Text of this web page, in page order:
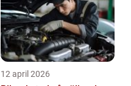
12 april 2026